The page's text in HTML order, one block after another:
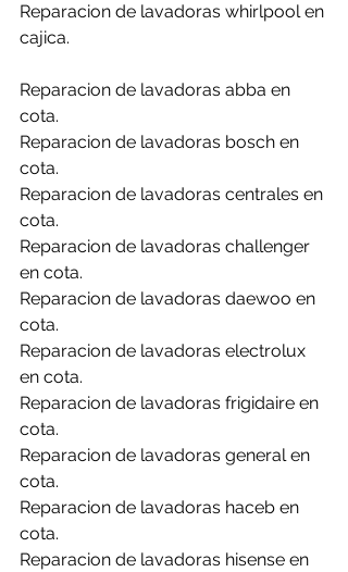
Reparacion de lavadoras whirlpool en
cajica.
Reparacion de lavadoras abba en
cota.
Reparacion de lavadoras bosch en
cota.
Reparacion de lavadoras centrales en
cota.
Reparacion de lavadoras challenger
en cota.
Reparacion de lavadoras daewoo en
cota.
Reparacion de lavadoras electrolux
en cota.
Reparacion de lavadoras frigidaire en
cota.
Reparacion de lavadoras general en
cota.
Reparacion de lavadoras haceb en
cota.
Reparacion de lavadoras hisense en